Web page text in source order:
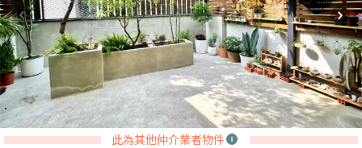
此為其他仲介業者物件